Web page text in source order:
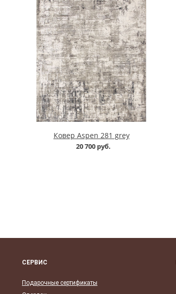
Ковер Aspen 281 grey
20 700 руб.
СЕРВИС
Подарочные сертификаты